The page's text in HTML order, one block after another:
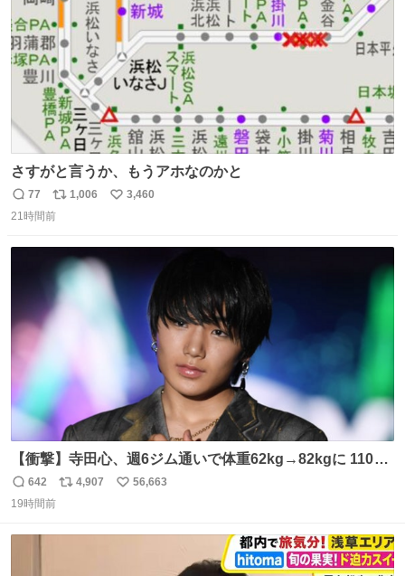
さすがと言うか、もうアホなのかと
返
信
77
リ
ポ
ト
数
1,006
い
3,460
21時間前
【衝撃】寺田心、週6ジム通いで体重62kg→82kgに 110kg
のベンチプレス持ち上げる姿披露
news.livedoor.com/article/detail… 元々自重のみだった
のためおにぎり10個、ゼリー飲料3～4本、パスタと毎日4
千kcalオーバーの食事を摂取し、増量したという。
返
信
642
リ
4,907
い
56,663
19時間前